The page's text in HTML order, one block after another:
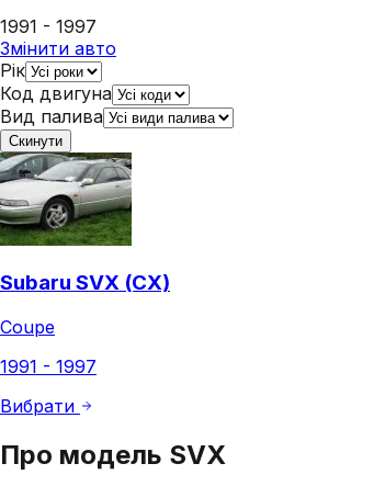
1991 - 1997
Змінити авто
Рік
Код двигуна
Вид палива
Скинути
Subaru SVX (CX)
Coupe
1991 - 1997
Вибрати
Про модель SVX